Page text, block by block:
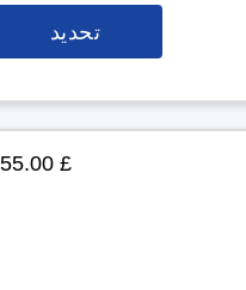
تحديد
£ 155.00